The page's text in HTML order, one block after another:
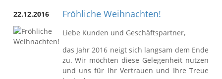
22.12.2016 Fröhliche Weihnachten!
Liebe Kunden und Geschäftspartner,
das Jahr 2016 neigt sich langsam dem Ende
zu. Wir möchten diese Gelegenheit nutzen
und uns für Ihr Vertrauen und Ihre Treue